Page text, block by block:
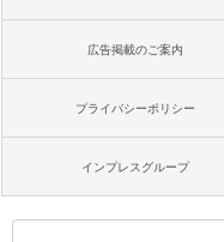
広告掲載のご案内
プライバシーポリシー
インプレスグループ